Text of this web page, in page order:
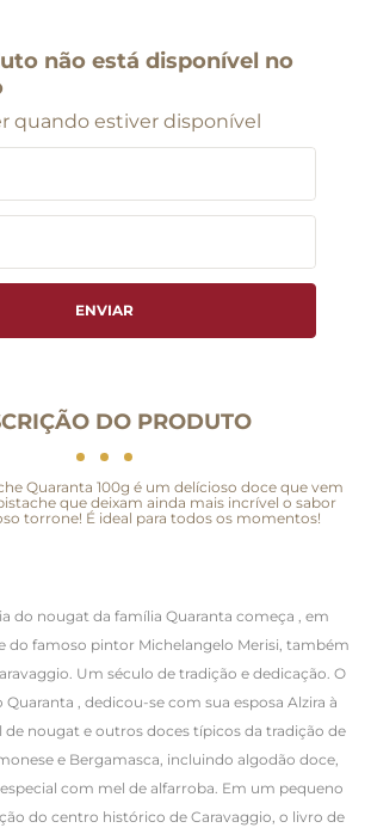
não está disponível no
quando estiver disponível
ENVIAR
DO PRODUTO
Quaranta 100g é um delícioso doce que vem
que deixam ainda mais incrível o sabor
torrone! É ideal para todos os momentos!
do nougat da família Quaranta começa , em
do famoso pintor Michelangelo Merisi, também
Um século de tradição e dedicação. O
, dedicou-se com sua esposa Alzira à
de nougat e outros doces típicos da tradição de
e Bergamasca, incluindo algodão doce,
com mel de alfarroba. Em um pequeno
do centro histórico de Caravaggio, o livro de